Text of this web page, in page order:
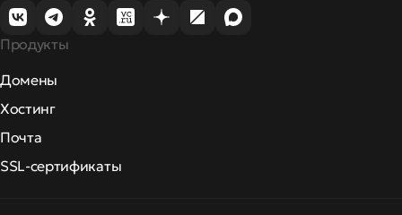
Продукты
Домены
Хостинг
Почта
SSL-сертификаты